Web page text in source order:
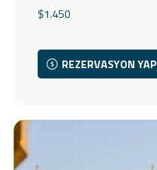
$1.450
REZERVASYON YAP